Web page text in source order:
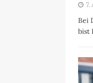
7.
Bei
bist